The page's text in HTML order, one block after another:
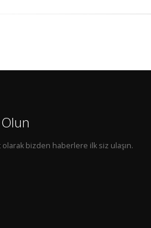
olarak bizden haberlere ilk siz ulaşın.